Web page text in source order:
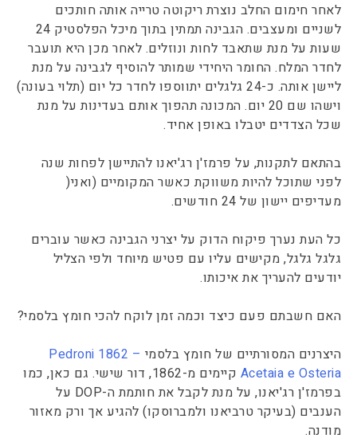
לאחר חימום החלב נוצרת ריקוטה טרייה אותה חותכים
לשניים ומעצבים. הגבינה תמתין בתוך מיכל הפלסטיק 24
שעות על מנת שתאבד לחות ונוזלים. לאחר מכן היא תועבר
לחדר המלח. החומר היחידי שמותר להוסיף לגבינה על מנת
ליישן אותה. כ-24 גלגלים יתווספו לחדר כל יום (תלוי בעונה)
וישהו שם 20 יום. המכונה תהפוך אותם בעדינות על מנת
שכל הצדדים יטבלו באופן אחיד.
בהתאם לתקנות, על פרמז'ן רג'יאנו להתיישן לפחות שנה
לפני שתוכל להיות משווקת כאשר המקומיים (ואני(
מעדיפים יישון של 24 חודשים.
כל העת נערך פיקוח הדוק על יצרני הגבינה כאשר עוברים
גלגל גלגל, מקישים עליו עם פטיש מיוחד ולפי הצליל
יודעים להעריך את איכותו.
האם חשבתם פעם כיצד וכמה זמן לוקח להכי חומץ בלסמי?
היצרנים המסורתיים של חומץ בלסמי Pedroni 1862 –
Acetaia e Osteria
קיימים מ-1862, דור שישי. גם כאן, כמו
בפרמז'ן רג'יאנו, על מנת לקבל את חותמת ה-DOP על
הענבים (בעיקר טרביאנו ולמברוסקו) להגיע אך ורק מאזור
מודנה.